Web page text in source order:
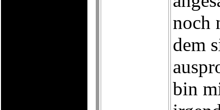
noch
dem
bin